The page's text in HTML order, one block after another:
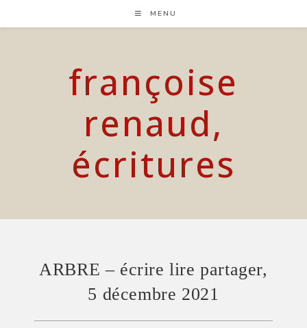
content
MENU
françoise
renaud,
écritures
ARBRE – écrire lire partager,
5 décembre 2021